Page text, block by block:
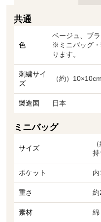
共通
色
ベージュ、ブ
※ミニバッグ
ります。
刺繍サイ
ズ
（約）10×10cm
製造国 日本
ミニバッグ
サイズ
持
ポケット 内
重さ 約
素材 綿